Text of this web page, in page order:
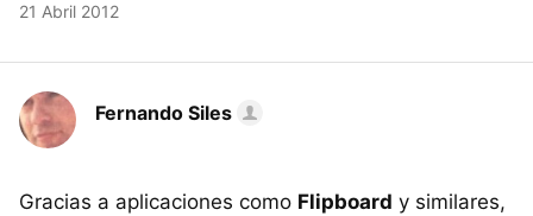
21 Abril 2012
Fernando Siles
Gracias a aplicaciones como Flipboard y similares,